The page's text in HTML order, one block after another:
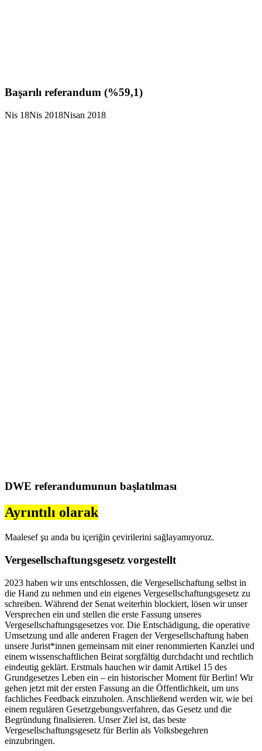
Başarılı referandum (%59,1)
Nis 18Nis 2018Nisan 2018
DWE referandumunun başlatılması
Ayrıntılı olarak
Maalesef şu anda bu içeriğin çevirilerini sağlayamıyoruz.
Vergesellschaftungsgesetz vorgestellt
2023 haben wir uns entschlossen, die Vergesellschaftung selbst in
die Hand zu nehmen und ein eigenes Vergesellschaftungsgesetz zu
schreiben. Während der Senat weiterhin blockiert, lösen wir unser
Versprechen ein und stellen die erste Fassung unseres
Vergesellschaftungsgesetzes vor. Die Entschädigung, die operative
Umsetzung und alle anderen Fragen der Vergesellschaftung haben
unsere Jurist*innen gemeinsam mit einer renommierten Kanzlei und
einem wissenschaftlichen Beirat sorgfältig durchdacht und rechtlich
eindeutig geklärt. Erstmals hauchen wir damit Artikel 15 des
Grundgesetzes Leben ein – ein historischer Moment für Berlin! Wir
gehen jetzt mit der ersten Fassung an die Öffentlichkeit, um uns
fachliches Feedback einzuholen. Anschließend werden wir, wie bei
einem regulären Gesetzgebungsverfahren, das Gesetz und die
Begründung finalisieren. Unser Ziel ist, das beste
Vergesellschaftungsgesetz für Berlin als Volksbegehren
einzubringen.